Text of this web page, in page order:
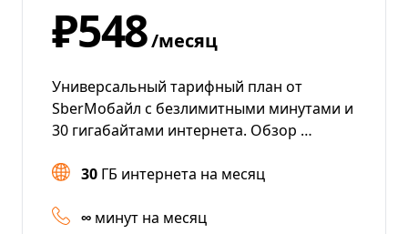
₽548/месяц
Универсальный тарифный план от
SberМобайл с безлимитными минутами и
30 гигабайтами интернета. Обзор …
30 ГБ интернета на месяц
∞ минут на месяц